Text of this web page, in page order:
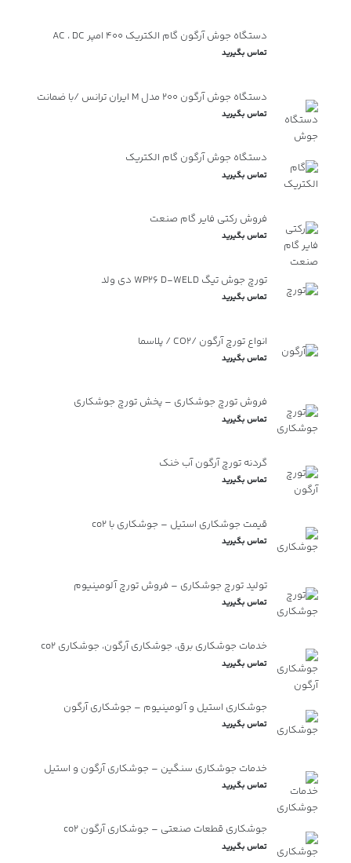
دستگاه جوش آرگون گام الکتریک 400 امپر AC ، DC
تماس بگیرید
دستگاه جوش آرگون 200 مدل M ایران ترانس /با ضمانت
تماس بگیرید
دستگاه جوش آرگون گام الکتریک
تماس بگیرید
فروش رکتی فایر گام صنعت
تماس بگیرید
تورچ جوش تیگ WP26 D-WELD دی ولد
تماس بگیرید
انواع تورچ آرگون /CO2 / پلاسما
تماس بگیرید
فروش تورچ جوشکاری – پخش تورچ جوشکاری
تماس بگیرید
گردنه تورچ آرگون آب خنک
تماس بگیرید
قیمت جوشکاری استیل – جوشکاری با co2
تماس بگیرید
تولید تورچ جوشکاری – فروش تورچ آلومینیوم
تماس بگیرید
خدمات جوشکاری برق، جوشکاری آرگون، جوشکاری co2
تماس بگیرید
جوشکاری استیل و آلومینیوم – جوشکاری آرگون
تماس بگیرید
خدمات جوشکاری سنگین – جوشکاری آرگون و استیل
تماس بگیرید
جوشکاری قطعات صنعتی – جوشکاری آرگون co2
تماس بگیرید